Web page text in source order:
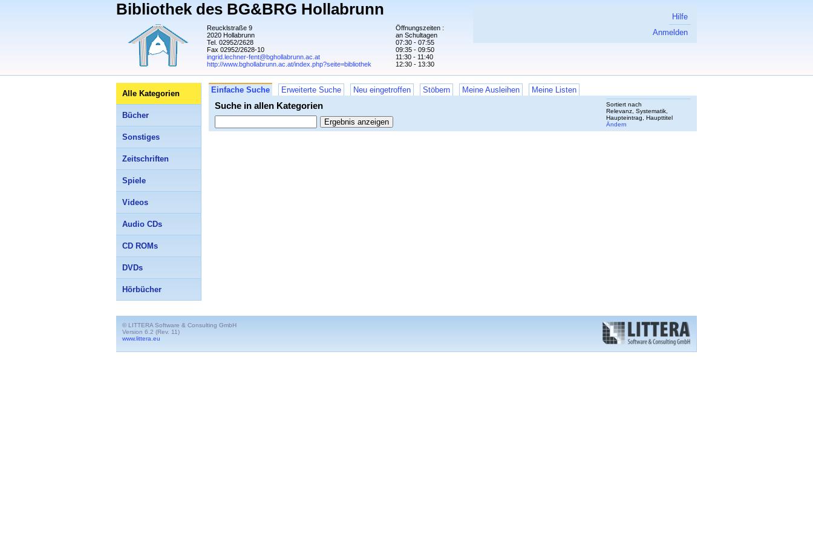
Hilfe
Anmelden
Bibliothek des BG&BRG Hollabrunn
Reucklstraße 9
2020 Hollabrunn
Tel. 02952/2628
Fax 02952/2628-10
ingrid.lechner-fent@bghollabrunn.ac.at
http://www.bghollabrunn.ac.at/index.php?seite=bibliothek
Öffnungszeiten :
an Schultagen
07:30 - 07:55
09:35 - 09:50
11:30 - 11:40
12:30 - 13:30
Einfache Suche Erweiterte Suche Neu eingetroffen Stöbern Meine Ausleihen Meine Listen
Suche in allen Kategorien
Sortiert nach
Relevanz, Systematik,
Haupteintrag, Haupttitel
Ändern
Alle Kategorien
Bücher
Sonstiges
Zeitschriften
Spiele
Videos
Audio CDs
CD ROMs
DVDs
Hörbücher
© LITTERA Software & Consulting GmbH
Version 6.2 (Rev. 11)
www.littera.eu